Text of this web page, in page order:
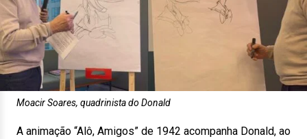
Moacir Soares, quadrinista do Donald
A animação “Alô, Amigos” de 1942 acompanha Donald, ao